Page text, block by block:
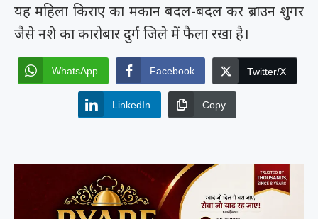
यह महिला किराए का मकान बदल-बदल कर ब्राउन शुगर
जैसे नशे का कारोबार दुर्ग जिले में फैला रखा है।
WhatsApp Facebook Twitter/X
LinkedIn Copy